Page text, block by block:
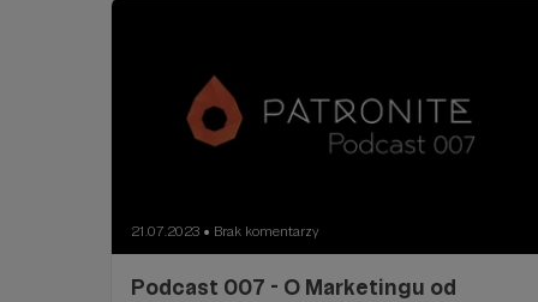
21.07.2023 ● Brak komentarzy
Podcast 007 - O Marketingu od